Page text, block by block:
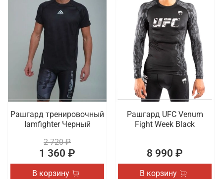
Рашгард тренировочный
Iamfighter Черный
2 720 ₽
1 360 ₽
В корзину
Рашгард UFC Venum
Fight Week Black
8 990 ₽
В корзину